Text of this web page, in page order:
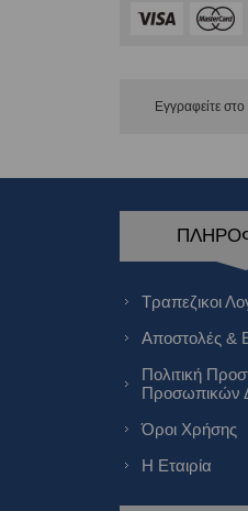
Εγγραφείτε
Τραπεζικοι
Αποστολές &
Πολιτική
Προσωπικών
Όροι Χρήσης
Η Εταιρία